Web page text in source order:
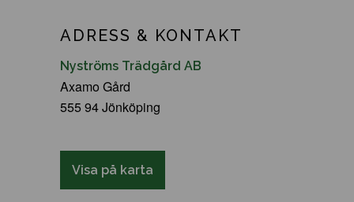
ADRESS & KONTAKT
Nyströms Trädgård AB
Axamo Gård
555 94 Jönköping
Visa på karta